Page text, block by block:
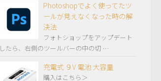
Photoshopでよく使ってたツ
ールが見えなくなった時の解
決法
フォトショップをアップデート
したら、右側のツールバーの中の切 …
充電式 ９V 電池 大容量
購入はこちら＞